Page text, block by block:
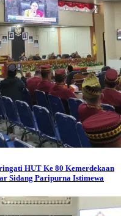
HUT Ke 80 Kemerdekaan
Sidang Paripurna Istimewa